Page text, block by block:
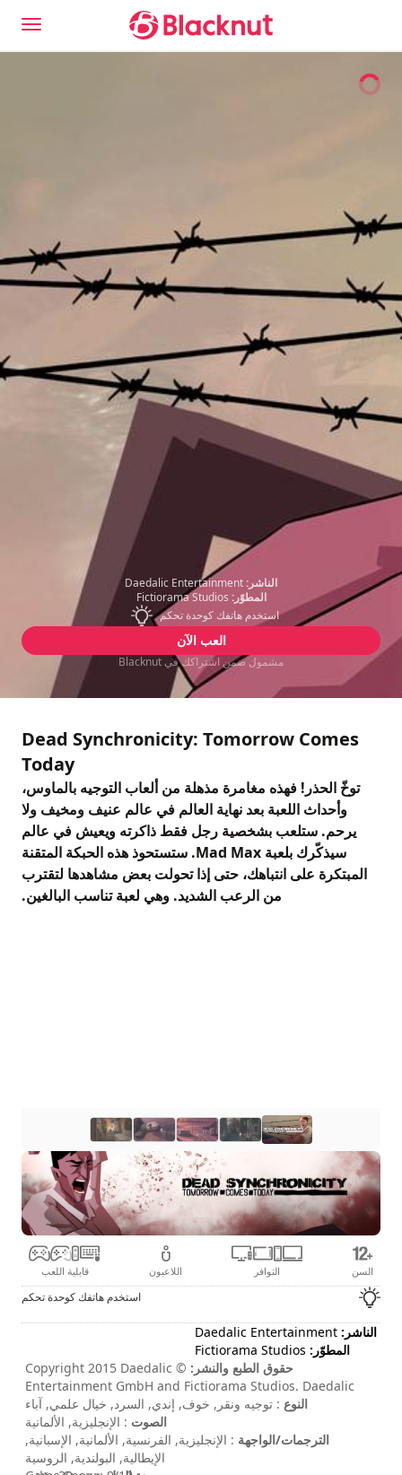
الناشر:Daedalic Entertainment
المطوّر: Fictiorama Studios
استخدم هاتفك كوحدة تحكم
العب الآن
مشمول ضمن اشتراكك في Blacknut
Dead Synchronicity: Tomorrow Comes
Today
توخّ الحذر! فهذه مغامرة مذهلة من ألعاب التوجيه بالماوس،
وأحداث اللعبة بعد نهاية العالم في عالم عنيف ومخيف ولا
يرحم. ستلعب بشخصية رجل فقط ذاكرته ويعيش في عالم
سيذكّرك بلعبة Mad Max. ستستحوذ هذه الحبكة المتقنة
المبتكرة على انتباهك، حتى إذا تحولت بعض مشاهدها لتقترب
من الرعب الشديد. وهي لعبة تناسب البالغين.
السن التوافر اللاعبون قابلية اللعب
استخدم هاتفك كوحدة تحكم
الناشر: Daedalic Entertainment
المطوّر: Fictiorama Studios
حقوق الطبع والنشر:
© Copyright 2015 Daedalic
Entertainment GmbH and Fictiorama Studios. Daedalic
and the Daedalic-Logo are trademarks of Daedalic
Entertainment GmbH. All rights reserved.
النوع : توجيه ونقر, خوف, إندي, السرد, خيال علمي, آباء
الصوت : الإنجليزية, الألمانية
الترجمات/الواجهة : الإنجليزية, الفرنسية, الألمانية, الإسبانية,
الإيطالية, البولندية, الروسية